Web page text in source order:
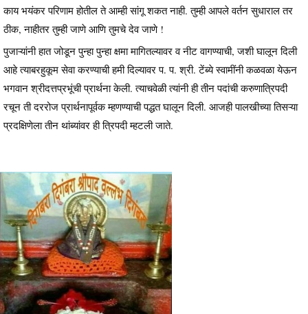
काय भयंकर परिणाम होतील ते आम्ही सांगू शकत नाही. तुम्ही आपले वर्तन सुधाराल तर
ठीक, नाहीतर तुम्ही जाणे आणि तुमचे देव जाणे !
पुजाऱ्यांनी हात जोडून पुन्हा पुन्हा क्षमा मागितल्यावर व नीट वागण्याची, जशी घालून दिली
आहे त्याबरहुकूम सेवा करण्याची हमी दिल्यावर प. प. श्री. टेंब्ये स्वामींनी कळवळा येऊन
भगवान श्रीदत्तप्रभूंची प्रार्थना केली. त्याचवेळी त्यांनी ही तीन पदांची करुणात्रिपदी
रचून ती दररोज प्रार्थनापूर्वक म्हणण्याची पद्धत घालून दिली. आजही पालखीच्या तिसऱ्या
प्रदक्षिणेला तीन थांब्यांवर ही त्रिपदी म्हटली जाते.